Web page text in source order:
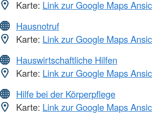
Karte: Link zur Google Maps
Hausnotruf
Karte: Link zur Google Maps
Hauswirtschaftliche Hilfen
Karte: Link zur Google Maps
Hilfe bei der Körperpflege
Karte: Link zur Google Maps